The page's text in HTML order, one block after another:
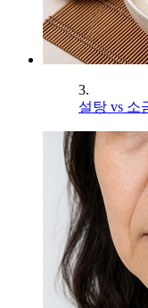
3.
설탕 vs 소